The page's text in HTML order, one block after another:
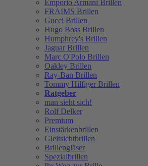
Emporio Armani Brillen
FRAIMS Brillen
Gucci Brillen
Hugo Boss Brillen
Humphrey's Brillen
Jaguar Brillen
Marc O'Polo Brillen
Oakley Brillen
Ray-Ban Brillen
Tommy Hilfiger Brillen
Ratgeber
man sieht sich!
Rolf Delker
Premium
Einstärkenbrillen
Gleitsichtbrillen
Brillengläser
Spezialbrillen